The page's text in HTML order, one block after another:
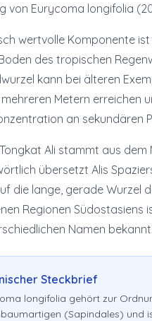
von Eurycoma longifolia
wertvolle Komponente ist
des tropischen
kann bei älteren
Metern erreichen
an sekundären
Ali stammt aus dem
übersetzt Alis
die lange, gerade Wurzel
Regionen Südostasiens
Namen bekannt.
Steckbrief
longifolia gehört zur
(Sapindales) und